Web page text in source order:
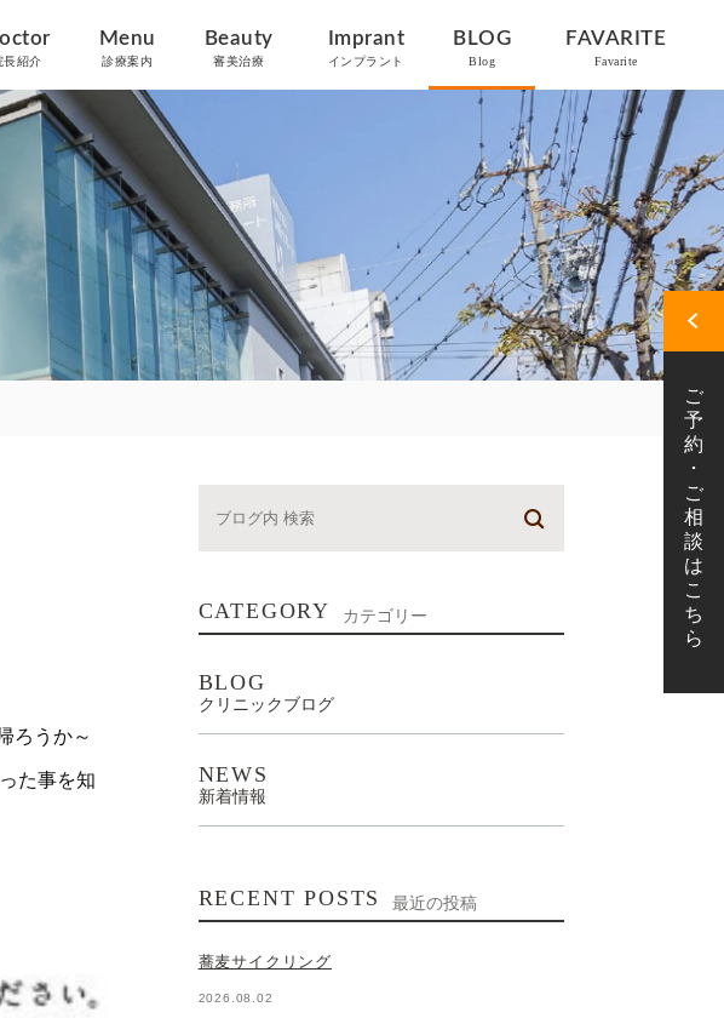
長紹介
Menu
診療案内
Beauty
審美治療
Imprant
インプラント
BLOG
Blog
FAVARITE
Favarite
ろうか～
た事を知
CATEGORY カテゴリー
BLOG
クリニックブログ
NEWS
新着情報
RECENT POSTS 最近の投稿
蕎麦サイクリング
2026.08.02